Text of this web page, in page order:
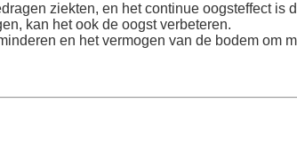
ziekten, en het continue oogsteffect is
kan het ook de oogst verbeteren.
en het vermogen van de bodem om